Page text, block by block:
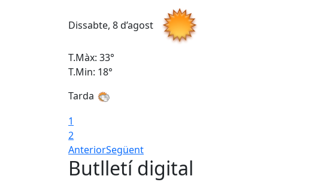
Dissabte, 8 d’agost
T.Màx: 33°
T.Min: 18°
Tarda
1
2
AnteriorSegüent
Butlletí digital